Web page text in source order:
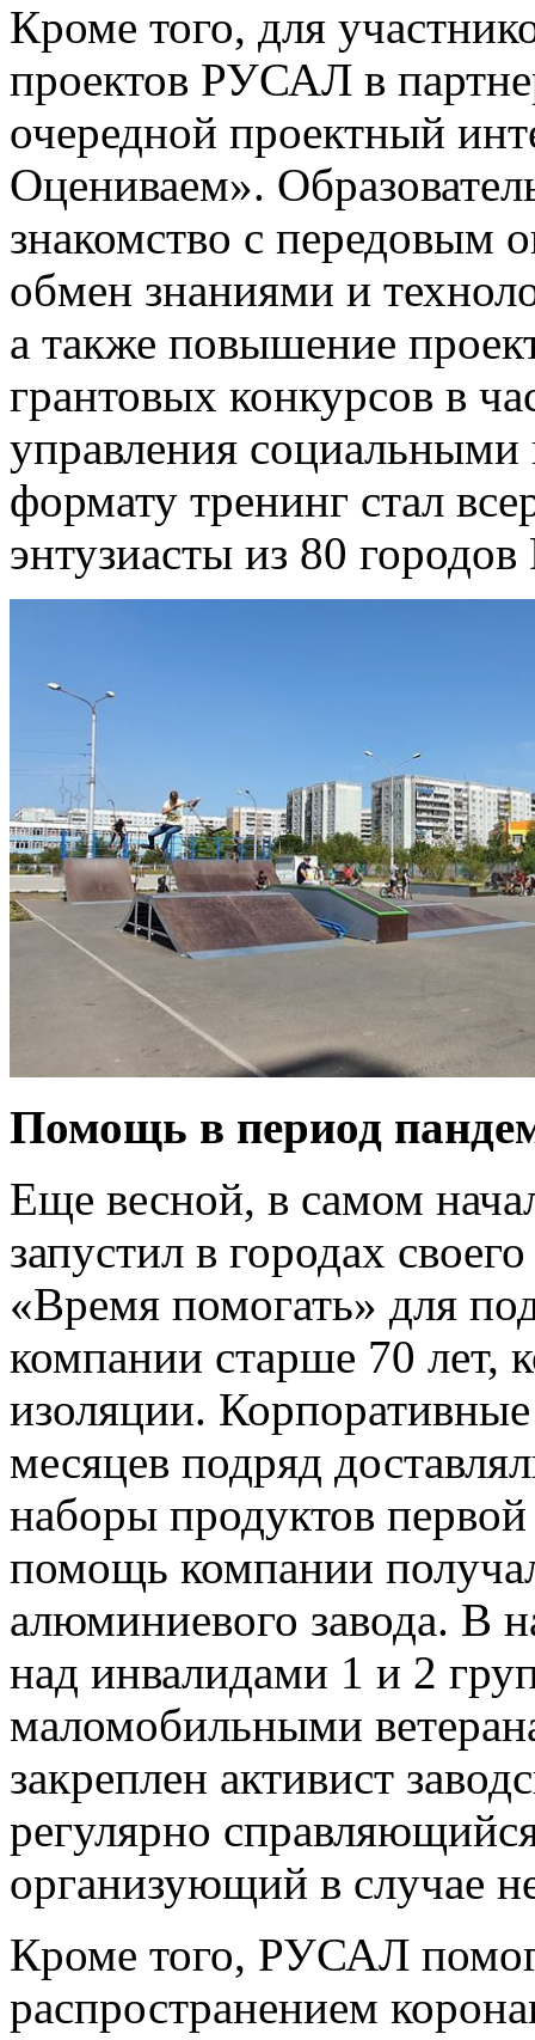
Кроме того, для
проектов РУСАЛ в
очередной проектный
Оцениваем».
знакомство с передовым
обмен знаниями и
а также повышение
грантовых конкурсов в
управления социальными
формату тренинг стал
энтузиасты из 80
Помощь в период
Еще весной, в самом
запустил в городах
«Время помогать» для
компании старше 70 лет,
изоляции.
месяцев подряд
наборы продуктов
помощь компании
алюминиевого завода. В
над инвалидами 1 и 2
маломобильными
закреплен активист
регулярно
организующий в случае
Кроме того, РУСАЛ
распространением